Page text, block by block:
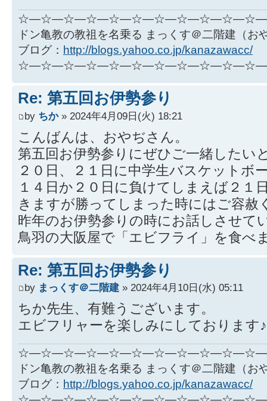
ドン亀教の教祖を名乗る まっくす＠二階建（お
ブログ： http://blogs.yahoo.co.jp/kanazawacc/
Re: 第五回お伊勢参り
by ちか» 2024年4月09日(火) 18:21
こんばんは、おやぢさん。
第五回お伊勢参りにぜひご一緒したい
２０日、２１日に中学生バスケットボ
１４日か２０日に負けてしまえば２１
きますが勝ってしまった時にはご容赦
昨年のお伊勢参りの時にお話しさせて
鳥羽の大阪屋で「エビフライ」を食べ
Re: 第五回お伊勢参り
by まっくす＠二階建 » 2024年4月10日(水) 05:11
ちか先生、有難うございます。
エビフリャーを楽しみにしております♪
ドン亀教の教祖を名乗る まっくす＠二階建（お
ブログ： http://blogs.yahoo.co.jp/kanazawacc/